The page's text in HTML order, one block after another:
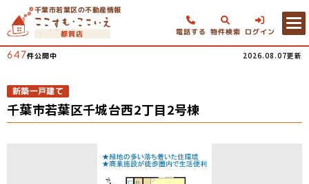
千葉市若葉区の不動産情報
都賀店 電話する 物件検索 ログイン
647件公開中 2026.08.07更新
新築一戸建て
千葉市若葉区千城台西2丁目2号棟